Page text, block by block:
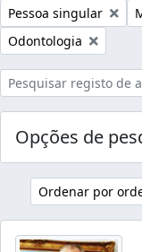
Remover filtro:
Pessoa singular
Remover filtro:
Odontologia
Opções de
Ordenar por